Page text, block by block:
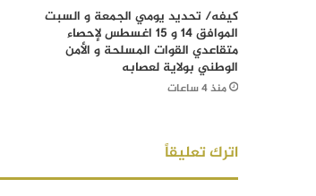
كيفه/ تحديد يومي الجمعة و السبت
الموافق 14 و 15 اغسطس لإحصاء
متقاعدي القوات المسلحة و الأمن
الوطني بولاية لعصابه
منذ 4 ساعات
اترك تعليقاً